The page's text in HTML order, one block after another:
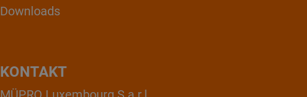
Downloads
KONTAKT